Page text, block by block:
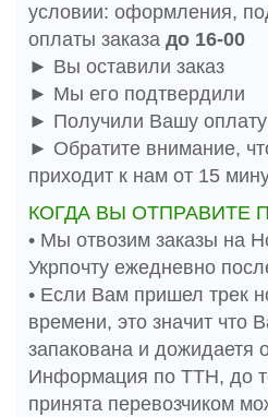
условии: оформления,
оплаты заказа до 16-00
► Вы оставили заказ
► Мы его подтвердили
► Получили Вашу
► Обратите внимание,
приходит к нам от 15
КОГДА ВЫ ОТПРАВИТЕ
• Мы отвозим заказы на
Укрпочту ежедневно
• Если Вам пришел трек
времени, это значит что
запакована и дожидаетя
Информация по ТТН, до
принята перевозчиком